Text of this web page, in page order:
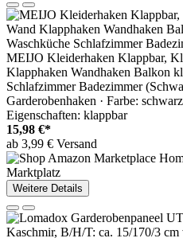
MEIJO Kleiderhaken Klappbar,
Klapphaken Wandhaken Balkon
Schlafzimmer Badezimmer
Garderobenhaken · Farbe:
Eigenschaften: klappbar
15,98 €*
ab 3,99 € Versand
Marktplatz
Weitere Details